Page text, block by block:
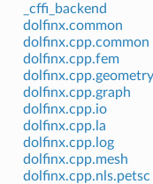
_cffi_backend
dolfinx.common
dolfinx.cpp.common
dolfinx.cpp.fem
dolfinx.cpp.geometry
dolfinx.cpp.graph
dolfinx.cpp.io
dolfinx.cpp.la
dolfinx.cpp.log
dolfinx.cpp.mesh
dolfinx.cpp.nls.petsc